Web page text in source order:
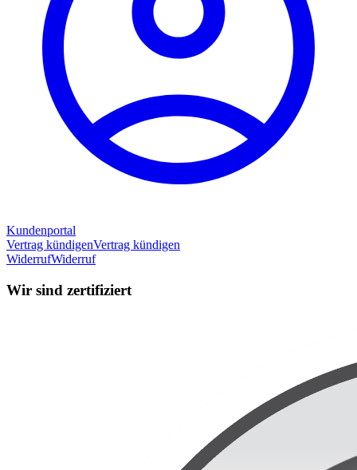
Kundenportal
Vertrag kündigenVertrag kündigen
WiderrufWiderruf
Wir sind zertifiziert